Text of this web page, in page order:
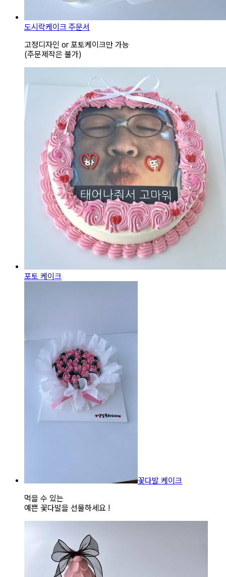
도시락케이크 주문서
고정디자인 or 포토케이크만 가능
(주문제작은 불가)
포토 케이크
꽃다발 케이크
먹을 수 있는
예쁜 꽃다발을 선물하세요 !